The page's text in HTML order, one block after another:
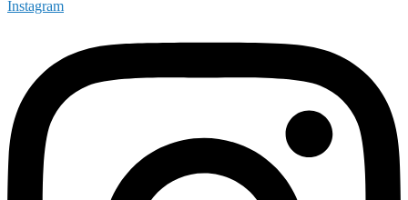
Instagram